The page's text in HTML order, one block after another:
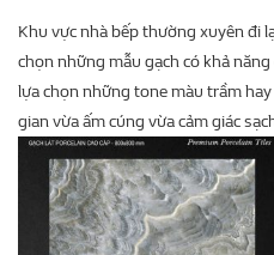
Khu vực nhà bếp thường xuyên đi
chọn những mẫu gạch có khả
lựa chọn những tone màu trầm
gian vừa ấm cúng vừa cảm giác